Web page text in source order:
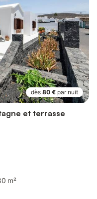
dès 80 € par nuit
et terrasse
m²